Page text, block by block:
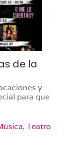
de la
y
para que
, Teatro